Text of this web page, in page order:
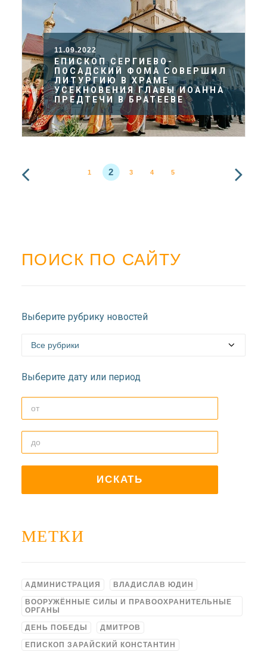
11.09.2022
ЕПИСКОП СЕРГИЕВО-
ПОСАДСКИЙ ФОМА СОВЕРШИЛ
ЛИТУРГИЮ В ХРАМЕ
УСЕКНОВЕНИЯ ГЛАВЫ ИОАННА
ПРЕДТЕЧИ В БРАТЕЕВЕ
1 2 3 4 5
ПОИСК ПО САЙТУ
Выберите рубрику новостей
Выберите дату или период
МЕТКИ
АДМИНИСТРАЦИЯ ВЛАДИСЛАВ ЮДИН
ВООРУЖЁННЫЕ СИЛЫ И ПРАВООХРАНИТЕЛЬНЫЕ
ОРГАНЫ
ДЕНЬ ПОБЕДЫ ДМИТРОВ
ЕПИСКОП ЗАРАЙСКИЙ КОНСТАНТИН